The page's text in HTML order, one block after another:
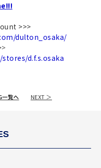
>>>
dulton_osaka/
>
d.f.s.osaka
一覧へ NEXT ＞